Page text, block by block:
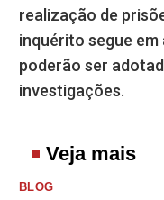
realização de
inquérito segue
poderão ser
investigações.
Veja mais
BLOG